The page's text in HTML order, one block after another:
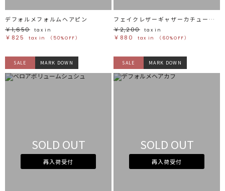
デフォルメフォルムヘアピン
￥1,650
tax in
￥825 tax in （50%OFF）
フェイクレザーギャザーカチューシャ
￥2,200
tax in
￥880 tax in （60%OFF）
SALE MARK DOWN
SOLD OUT
再入荷受付
SALE MARK DOWN
SOLD OUT
再入荷受付